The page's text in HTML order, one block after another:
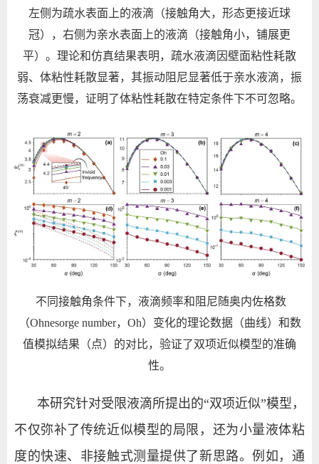
左侧为疏水表面上的液滴（接触角大，形态更接近球
冠），右侧为亲水表面上的液滴（接触角小，铺展更
平）。理论和仿真结果表明，疏水液滴因壁面粘性耗散
弱、体粘性耗散显著，其振动阻尼显著低于亲水液滴，振
荡衰减更慢，证明了体粘性耗散在特定条件下不可忽略。
不同接触角条件下，液滴频率和阻尼随奥内佐格数
（Ohnesorge number，Oh）变化的理论数据（曲线）和数
值模拟结果（点）的对比，验证了双项近似模型的准确
性。
本研究针对受限液滴所提出的“双项近似”模型，
不仅弥补了传统近似模型的局限，还为小量液体粘
度的快速、非接触式测量提供了新思路。例如，通